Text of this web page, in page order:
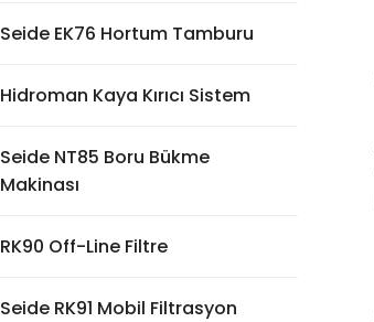
Seide EK76 Hortum Tamburu
Hidroman Kaya Kırıcı Sistem
Seide NT85 Boru Bükme
Makinası
RK90 Off-Line Filtre
Seide RK91 Mobil Filtrasyon